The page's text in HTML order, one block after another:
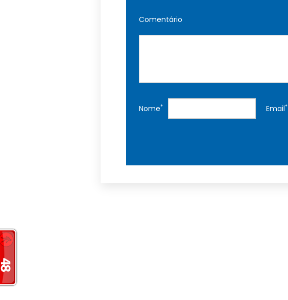
Comentário
Nome* Email*